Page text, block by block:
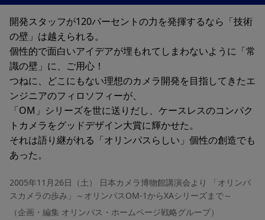
開発スタッフが120パーセントの力を発揮するなら「技術
の壁」は越えられる。
個性的で面白いアイデアが埋もれてしまわないように「常
識の壁」に、ご用心！
つねに、どこにもない理想のカメラ開発を目指してきたエ
ンジニアのフィロソフィーが、
「OM」シリーズを世に送りだし、ケースレスのコンパク
トカメラをグッドデザイン大賞に輝かせた。
それは語り継がれる「オリンパスらしい」個性の創造でも
あった。
2005年11月26日（土） 日本カメラ博物館講演会より 「オリンパ
スカメラの歩み」～オリンパスOM-1からXAシリーズまで～
（企画・編集 オリンパス・ホームページ戦略グループ）